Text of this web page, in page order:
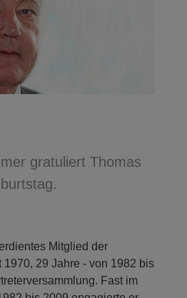
gratuliert Thomas
Mitglied der
29 Jahre - von 1982 bis
Fast im